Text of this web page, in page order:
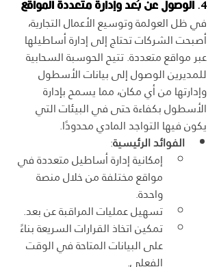
4. الوصول عن بُعد وإدارة متعددة المواقع
في ظل العولمة وتوسيع الأعمال التجارية،
أصبحت الشركات تحتاج إلى إدارة أساطيلها
عبر مواقع متعددة. تتيح الحوسبة السحابية
للمديرين الوصول إلى بيانات الأسطول
وإدارتها من أي مكان، مما يسمح بإدارة
الأسطول بكفاءة حتى في البيئات التي
يكون فيها التواجد المادي محدودًا.
الفوائد الرئيسية:
إمكانية إدارة أساطيل متعددة في
مواقع مختلفة من خلال منصة
واحدة.
تسهيل عمليات المراقبة عن بعد.
تمكين اتخاذ القرارات السريعة بناءً
على البيانات المتاحة في الوقت